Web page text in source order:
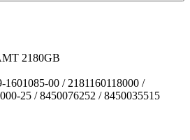
2180GB
1601085-00 / 2181160118000 /
25 / 8450076252 / 8450035515